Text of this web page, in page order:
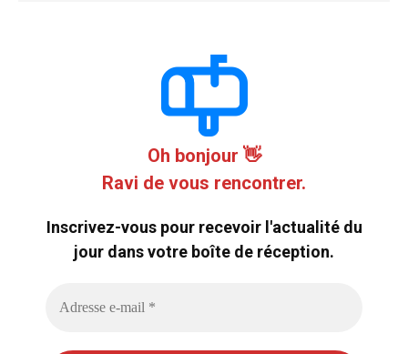
Oh bonjour 👋
Ravi de vous rencontrer.
Inscrivez-vous pour recevoir l'actualité du
jour dans votre boîte de réception.